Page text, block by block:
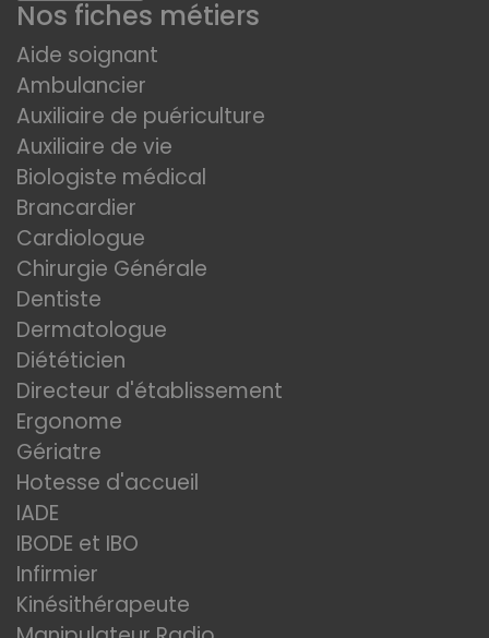
Nos fiches métiers
Aide soignant
Ambulancier
Auxiliaire de puériculture
Auxiliaire de vie
Biologiste médical
Brancardier
Cardiologue
Chirurgie Générale
Dentiste
Dermatologue
Diététicien
Directeur d'établissement
Ergonome
Gériatre
Hotesse d'accueil
IADE
IBODE et IBO
Infirmier
Kinésithérapeute